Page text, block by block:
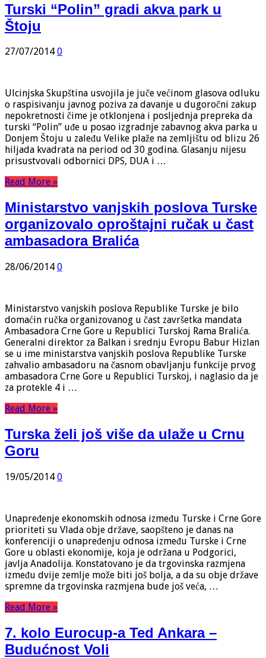
Turski “Polin” gradi akva park u
Štoju
27/07/2014 0
Ulcinjska Skupština usvojila je juče većinom glasova odluku
o raspisivanju javnog poziva za davanje u dugoročni zakup
nepokretnosti čime je otklonjena i posljednja prepreka da
turski “Polin” uđe u posao izgradnje zabavnog akva parka u
Donjem Štoju u zaleđu Velike plaže na zemljištu od blizu 26
hiljada kvadrata na period od 30 godina. Glasanju nijesu
prisustvovali odbornici DPS, DUA i …
Read More »
Ministarstvo vanjskih poslova Turske
organizovalo oproštajni ručak u čast
ambasadora Bralića
28/06/2014 0
Ministarstvo vanjskih poslova Republike Turske je bilo
domaćin ručka organizovanog u čast završetka mandata
Ambasadora Crne Gore u Republici Turskoj Rama Bralića.
Generalni direktor za Balkan i srednju Evropu Babur Hizlan
se u ime ministarstva vanjskih poslova Republike Turske
zahvalio ambasadoru na časnom obavljanju funkcije prvog
ambasadora Crne Gore u Republici Turskoj, i naglasio da je
za protekle 4 i …
Read More »
Turska želi još više da ulaže u Crnu
Goru
19/05/2014 0
Unapređenje ekonomskih odnosa između Turske i Crne Gore
prioriteti su Vlada obje države, saopšteno je danas na
konferenciji o unapređenju odnosa između Turske i Crne
Gore u oblasti ekonomije, koja je održana u Podgorici,
javlja Anadolija. Konstatovano je da trgovinska razmjena
između dvije zemlje može biti još bolja, a da su obje države
spremne da trgovinska razmjena bude još veća, …
Read More »
7. kolo Eurocup-a Ted Ankara –
Budućnost Voli